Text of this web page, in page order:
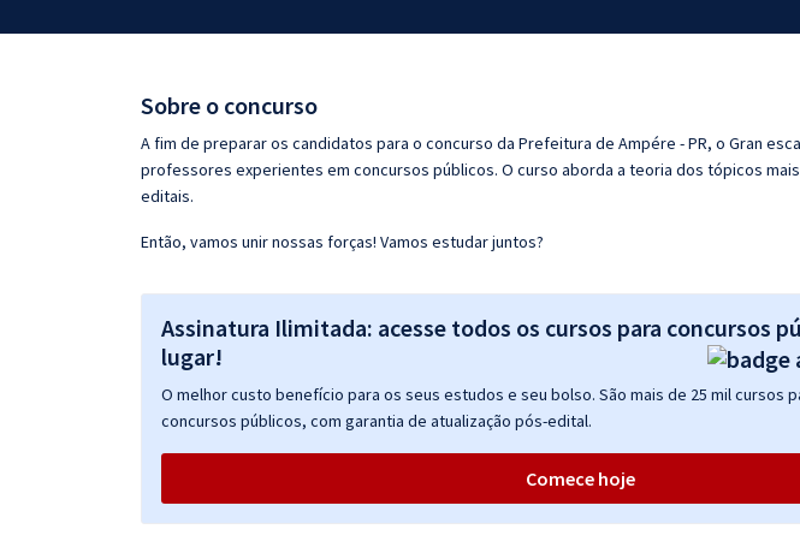
Questões grátis
Conteúdo gratuito
Sobre o concurso
A fim de preparar os candidatos para o concurso da Prefeitura de Ampére - PR, o Gran
professores experientes em concursos públicos. O curso aborda a teoria dos tópicos
editais.
Então, vamos unir nossas forças! Vamos estudar juntos?
Assinatura Ilimitada: acesse todos os cursos para concursos
lugar!
O melhor custo benefício para os seus estudos e seu bolso. São mais de 25 mil cursos
concursos públicos, com garantia de atualização pós-edital.
Comece hoje